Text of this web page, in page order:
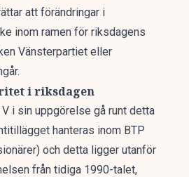
att förändringar i
inom ramen för riksdagens
Vänsterpartiet eller
i riksdagen
i sin uppgörelse gå runt detta
hanteras inom BTP
och detta ligger utanför
från tidiga 1990-talet,